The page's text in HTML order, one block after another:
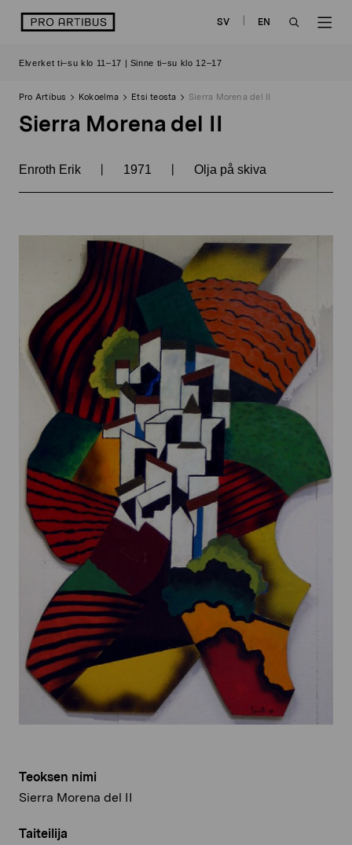
sisältöön
logo SV
EN
Elverket ti–su klo 11–17 | Sinne ti–su klo 12–17
Pro Artibus Kokoelma Etsi teosta Sierra Morena del II
Sierra Morena del II
Enroth Erik | 1971 | Olja på skiva
Teoksen nimi
Sierra Morena del II
Taiteilija